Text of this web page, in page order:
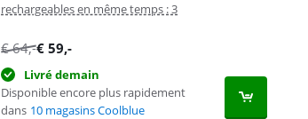
rechargeables en même temps : 3
€64,-€ 59,-
Livré demain
Disponible encore plus rapidement
dans 10 magasins Coolblue